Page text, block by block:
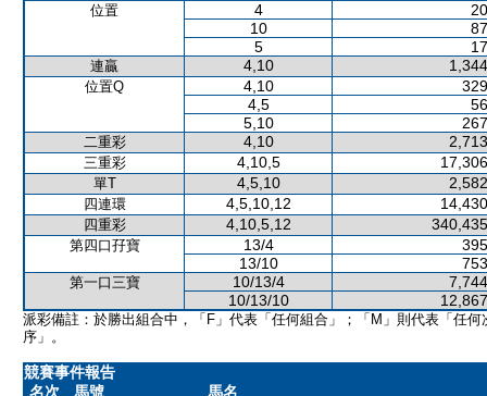
位置 4
10
5
連贏 4,10
位置Q 4,10
4,5
5,10
二重彩 4,10
三重彩 4,10,5
單T 4,5,10
四連環 4,5,10,12
四重彩 4,10,5,12
第四口孖寶 13/4
13/10
第一口三寶 10/13/4
10/13/10
派彩備註：於勝出組合中，「F」代表「任何組合」；「M」則代表「任何
序」。
競賽事件報告
名次
馬號 馬名